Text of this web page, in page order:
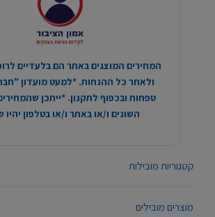
קטגוריות מובילות
מוצרים מובילים
המחירים המוצגים באתר הם בלעדיים
ולאחר כל ההנחות. *למעט מועדון
טפחות ובכפוף לתקנון. *ייתכן
השונים ו/או באתר ו/או בטלפון יהיו